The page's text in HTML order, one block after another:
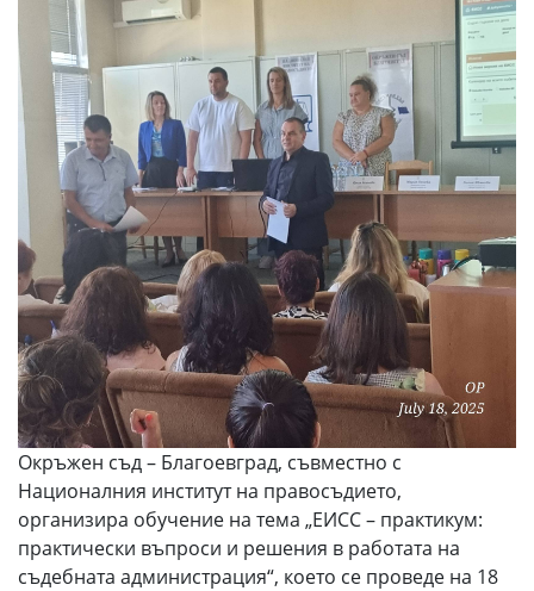
Окръжен съд – Благоевград, съвместно с
Националния институт на правосъдието,
организира обучение на тема „ЕИСС – практикум:
практически въпроси и решения в работата на
съдебната администрация“, което се проведе на 18